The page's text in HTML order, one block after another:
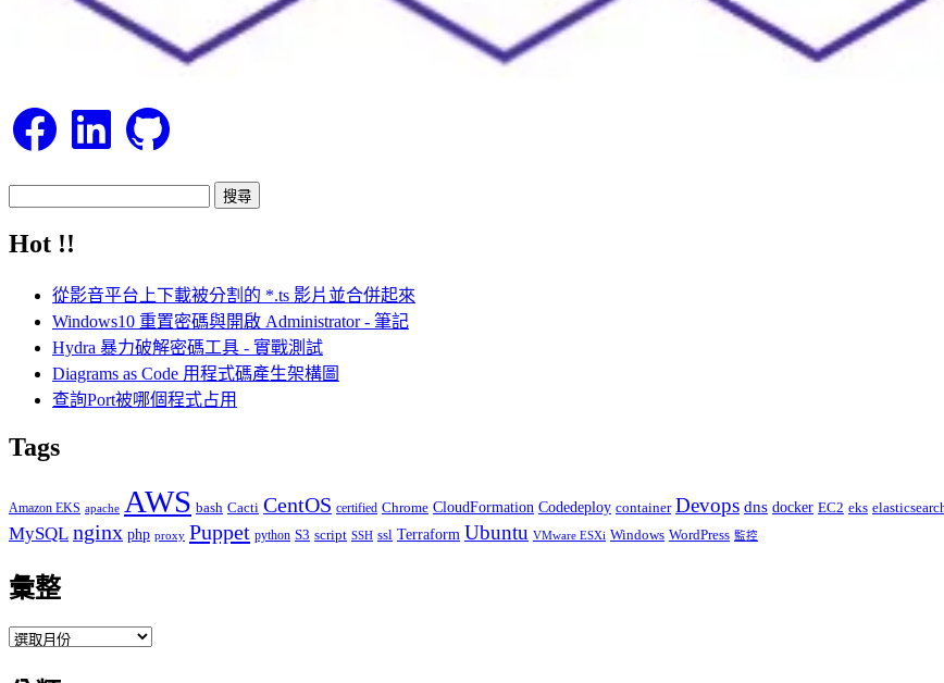
FacebookLinkedIn GitHub
關
Hot !!
從影音平台上下載被分割的 *.ts 影片並合併起來
Windows10 重置密碼與開啟 Administrator - 筆記
Hydra 暴力破解密碼工具 - 實戰測試
Diagrams as Code 用程式碼產生架構圖
查詢Port被哪個程式占用
Tags
Amazon EKS apache AWS bash Cacti CentOS certified Chrome CloudFormation Codedeploy container Devops dns docker EC2 eks
MySQL nginx php proxy Puppet python S3 script SSH ssl Terraform Ubuntu VMware ESXi Windows WordPress 監控
彙整
彙